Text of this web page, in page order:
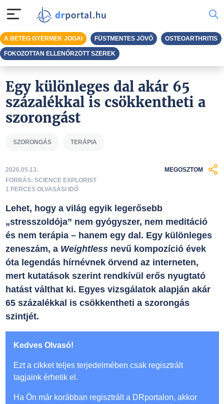
Egy különleges dal akár 65
százalékkal is csökkentheti a
szorongást
SZORONGÁS TERÁPIA
2026.05.13.
FORRÁS: SCIENCE EXPLORIST
1 PERCES OLVASÁSI IDŐ
MEGOSZTOM
Lehet, hogy a világ egyik legerősebb
„stresszoldója” nem gyógyszer, nem meditáció
és nem terápia – hanem egy dal. Egy különleges
zeneszám, a Weightless nevű kompozíció évek
óta legendás hírnévnek örvend az interneten,
mert kutatások szerint rendkívül erős nyugtató
hatást válthat ki. Egyes vizsgálatok alapján akár
65 százalékkal is csökkentheti a szorongás
szintjét.
Kedves Olvasó!
Ezt a cikket teljes terjedelmében csak regisztrált
tagjaink érhetik el.
Ha Ön már korábban regisztrált a DRportalon, akkor
A BETEG GYERMEK JOGAI FÜSTMENTES JÖVŐ OSTEOARTHRITIS
FOKOZOTTAN ELLENŐRZÖTT SZEREK